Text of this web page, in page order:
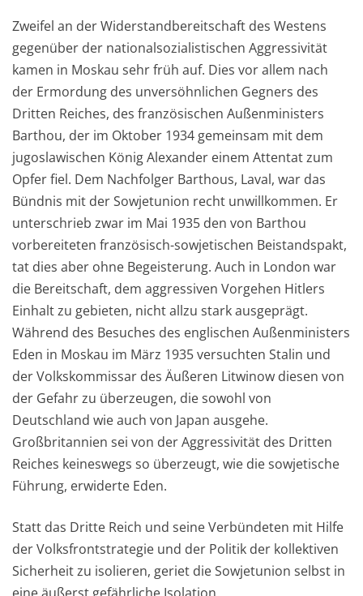
Zweifel an der Widerstandbereitschaft des Westens
gegenüber der nationalsozialistischen Aggressivität
kamen in Moskau sehr früh auf. Dies vor allem nach
der Ermordung des unversöhnlichen Gegners des
Dritten Reiches, des französischen Außenministers
Barthou, der im Oktober 1934 gemeinsam mit dem
jugoslawischen König Alexander einem Attentat zum
Opfer fiel. Dem Nachfolger Barthous, Laval, war das
Bündnis mit der Sowjetunion recht unwillkommen. Er
unterschrieb zwar im Mai 1935 den von Barthou
vorbereiteten französisch-sowjetischen Beistandspakt,
tat dies aber ohne Begeisterung. Auch in London war
die Bereitschaft, dem aggressiven Vorgehen Hitlers
Einhalt zu gebieten, nicht allzu stark ausgeprägt.
Während des Besuches des englischen Außenministers
Eden in Moskau im März 1935 versuchten Stalin und
der Volkskommissar des Äußeren Litwinow diesen von
der Gefahr zu überzeugen, die sowohl von
Deutschland wie auch von Japan ausgehe.
Großbritannien sei von der Aggressivität des Dritten
Reiches keineswegs so überzeugt, wie die sowjetische
Führung, erwiderte Eden.
Statt das Dritte Reich und seine Verbündeten mit Hilfe
der Volksfrontstrategie und der Politik der kollektiven
Sicherheit zu isolieren, geriet die Sowjetunion selbst in